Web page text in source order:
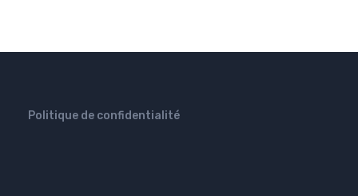
Politique de confidentialité